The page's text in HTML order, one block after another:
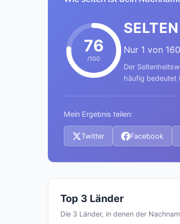
76
/100
SELTEN
Nur 1 von
Der
häufig bedeutet
Mein Ergebnis teilen:
Twitter Facebook
Top 3 Länder
Die 3 Länder, in denen der